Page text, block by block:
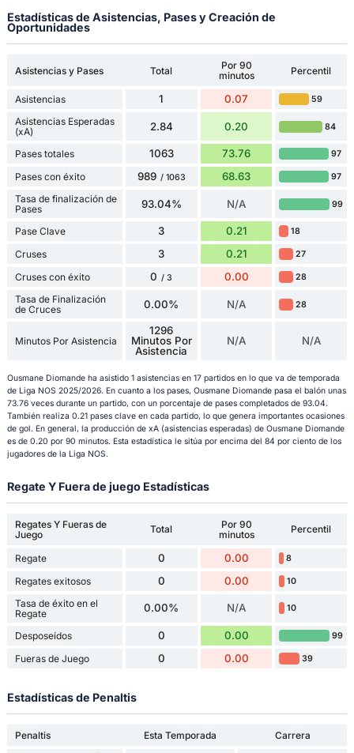
Estadísticas de Asistencias, Pases y Creación de
Oportunidades
Asistencias y Pases Total
Por 90
minutos
Percentil
Asistencias 1 0.07 59
Asistencias Esperadas
(xA)
2.84 0.20 84
Pases totales 1063 73.76 97
Pases con éxito 989 / 1063 68.63 97
Tasa de finalización de
Pases
93.04% N/A 99
Pase Clave 3 0.21 18
Cruses 3 0.21 27
Cruses con éxito 0 / 3 0.00 28
Tasa de Finalización
de Cruces
0.00% N/A 28
Minutos Por Asistencia
1296
Minutos Por
Asistencia
N/A N/A
Ousmane Diomande ha asistido 1 asistencias en 17 partidos en lo que va de temporada
de Liga NOS 2025/2026. En cuanto a los pases, Ousmane Diomande pasa el balón unas
73.76 veces durante un partido, con un porcentaje de pases completados de 93.04.
También realiza 0.21 pases clave en cada partido, lo que genera importantes ocasiones
de gol. En general, la producción de xA (asistencias esperadas) de Ousmane Diomande
es de 0.20 por 90 minutos. Esta estadística le sitúa por encima del 84 por ciento de los
jugadores de la Liga NOS.
Regate Y Fuera de juego Estadísticas
Regates Y Fueras de
Juego
Total
Por 90
minutos
Percentil
Regate 0 0.00 8
Regates exitosos 0 0.00 10
Tasa de éxito en el
Regate
0.00% N/A 10
Desposeídos 0 0.00 99
Fueras de Juego 0 0.00 39
Estadísticas de Penaltis
Penaltis Esta Temporada
Carrera